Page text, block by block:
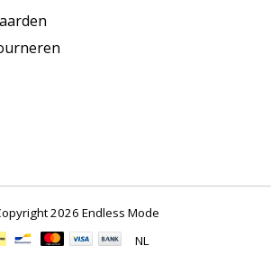
2026 Endless Mode
NL